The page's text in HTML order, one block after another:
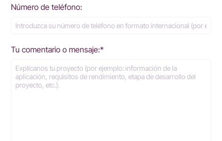
Número de teléfono:
Tu comentario o mensaje:*